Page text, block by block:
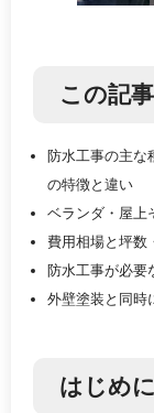
この記
防水工事の主な
の特徴と違い
ベランダ・屋上
費用相場と坪数
防水工事が必要
外壁塗装と同時
はじめに